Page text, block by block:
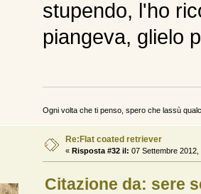
stupendo, l'ho
piangeva, glielo
Ogni volta che ti penso, spero che lassù
Re:Flat coated retriever
« Risposta #32 il: 07 Settembre 2012,
Citazione da: sere